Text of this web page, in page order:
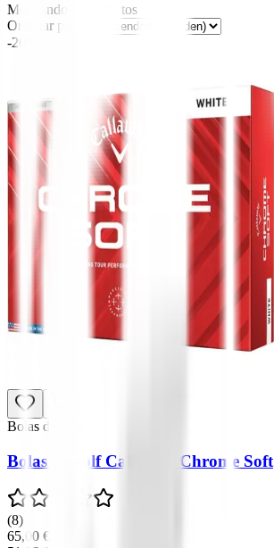
Mostrando
productos
Ordenar por:
-20%
Bolas de golf
Bolas de golf Callaway Chrome Soft
(8)
65,00 €